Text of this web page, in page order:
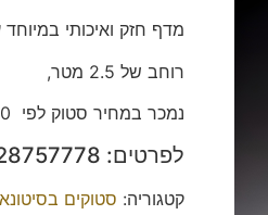
מדף חזק ואיכותי במיוחד עם 5 קומות לתצוגת
רוחב של 2.5 מטר,
נמכר במחיר סטוק לפי 1000 שח.
לפרטים: 0528757778 תמיר.
קטגוריה: סטוקים